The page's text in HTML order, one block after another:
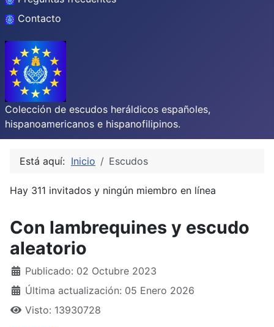
Contacto
Colección de escudos heráldicos españoles,
hispanoamericanos e hispanofilipinos.
Está aquí: Inicio Escudos
Hay 311 invitados y ningún miembro en línea
Con lambrequines y escudo
aleatorio
Publicado: 02 Octubre 2023
Última actualización: 05 Enero 2026
Visto: 13930728